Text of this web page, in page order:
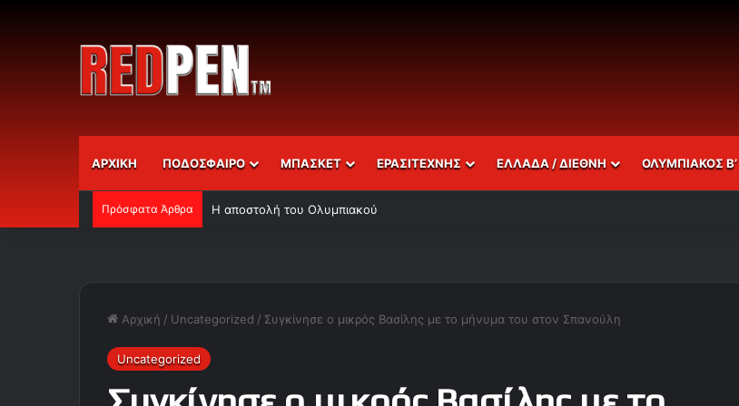
ΑΡΧΙΚΗ ΠΟΔΟΣΦΑΙΡΟ ΜΠΑΣΚΕΤ ΕΡΑΣΙΤΕΧΝΗΣ ΕΛΛΑΔΑ / ΔΙΕΘΝΗ ΟΛΥΜΠΙΑΚΟΣ Β’
Πρόσφατα Άρθρα Η αποστολή του Ολυμπιακού
Αρχική / Uncategorized / Συγκίνησε ο μικρός Βασίλης με το μήνυμα του στον Σπανούλη
Uncategorized